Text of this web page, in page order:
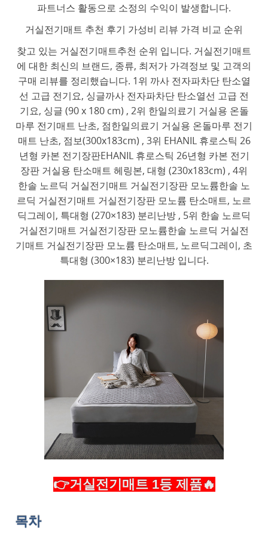
파트너스 활동으로 소정의 수익이 발생합니다.
거실전기매트 추천 후기 가성비 리뷰 가격 비교 순위
찾고 있는 거실전기매트추천 순위 입니다. 거실전기매트
에 대한 최신의 브랜드, 종류, 최저가 가격정보 및 고객의
구매 리뷰를 정리했습니다. 1위 까사 전자파차단 탄소열
선 고급 전기요, 싱글까사 전자파차단 탄소열선 고급 전
기요, 싱글 (90 x 180 cm) , 2위 한일의료기 거실용 온돌
마루 전기매트 난초, 점한일의료기 거실용 온돌마루 전기
매트 난초, 점보(300x183cm) , 3위 EHANIL 휴로스틱 26
년형 카본 전기장판EHANIL 휴로스틱 26년형 카본 전기
장판 거실용 탄소매트 헤링본, 대형 (230x183cm) , 4위
한솔 노르딕 거실전기매트 거실전기장판 모노륨한솔 노
르딕 거실전기매트 거실전기장판 모노륨 탄소매트, 노르
딕그레이, 특대형 (270×183) 분리난방 , 5위 한솔 노르딕
거실전기매트 거실전기장판 모노륨한솔 노르딕 거실전
기매트 거실전기장판 모노륨 탄소매트, 노르딕그레이, 초
특대형 (300×183) 분리난방 입니다.
👉거실전기매트 1등 제품🔥
목차